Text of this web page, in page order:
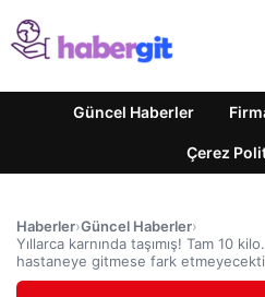
Güncel Haberler
Çerez
Haberler›Güncel Haberler›
Yıllarca karnında taşımış! Tam 10
hastaneye gitmese fark etmeyecekti